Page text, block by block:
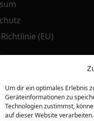
Um dir ein optimales Erlebnis
Geräteinformationen zu
Technologien zustimmst,
auf dieser Website
(EU)